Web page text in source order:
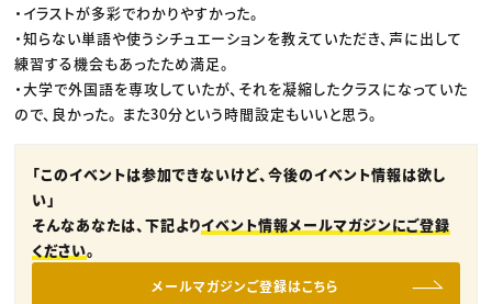
・イラストが多彩でわかりやすかった。
・知らない単語や使うシチュエーションを教えていただき、声に出して
練習する機会もあったため満足。
・大学で外国語を専攻していたが、それを凝縮したクラスになっていた
ので、良かった。 また30分という時間設定もいいと思う。
「このイベントは参加できないけど、今後のイベント情報は欲し
い」
そんなあなたは、下記よりイベント情報メールマガジンにご登録
ください。
メールマガジンご登録はこちら